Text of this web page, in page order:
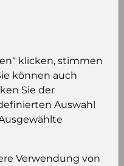
Preis zu
zu kaufen.
für B2B Konto
klicken, stimmen
können auch
Sie der
Auswahl
Verwendung von